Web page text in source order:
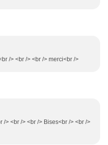
/> <br /> <br /> merci<br />
> <br /> <br /> Bises<br /> <br />